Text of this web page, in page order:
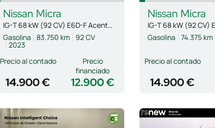
Nissan Micra
IG-T 68 kW (92 CV) E6D-F Acenta Sprint
Gasolina
83.750 km 92 CV
2023
Precio al contado
14.900 € 12.900 €
Precio
financiado
Nissan Micra
Gasolina
74.375 km
Precio al contado
14.900 €